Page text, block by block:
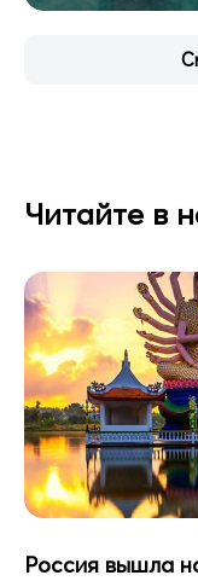
Читайте в
Россия вышла